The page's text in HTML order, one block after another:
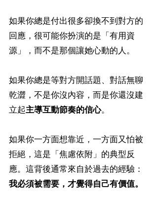
如果你總是付出很多卻換不到對方的
回應，很可能你扮演的是「有用資
源」，而不是那個讓她心動的人。
如果你總是等對方開話題、對話無聊
乾澀，不是你沒內容，而是你還沒建
立起主導互動節奏的信心。
如果你一方面想靠近，一方面又怕被
拒絕，這是「焦慮依附」的典型反
應。這背後通常來自於過去的經驗：
我必須被需要，才覺得自己有價值。